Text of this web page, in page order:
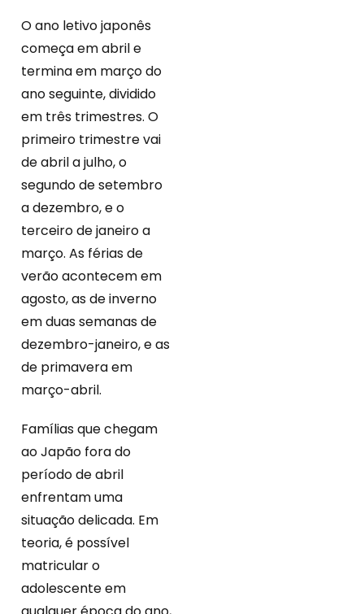
O ano letivo japonês
começa em abril e
termina em março do
ano seguinte, dividido
em três trimestres. O
primeiro trimestre vai
de abril a julho, o
segundo de setembro
a dezembro, e o
terceiro de janeiro a
março. As férias de
verão acontecem em
agosto, as de inverno
em duas semanas de
dezembro-janeiro, e as
de primavera em
março-abril.
Famílias que chegam
ao Japão fora do
período de abril
enfrentam uma
situação delicada. Em
teoria, é possível
matricular o
adolescente em